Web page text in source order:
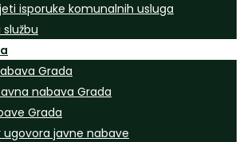
isporuke komunalnih usluga
Grada
nabava Grada
Grada
ugovora javne nabave